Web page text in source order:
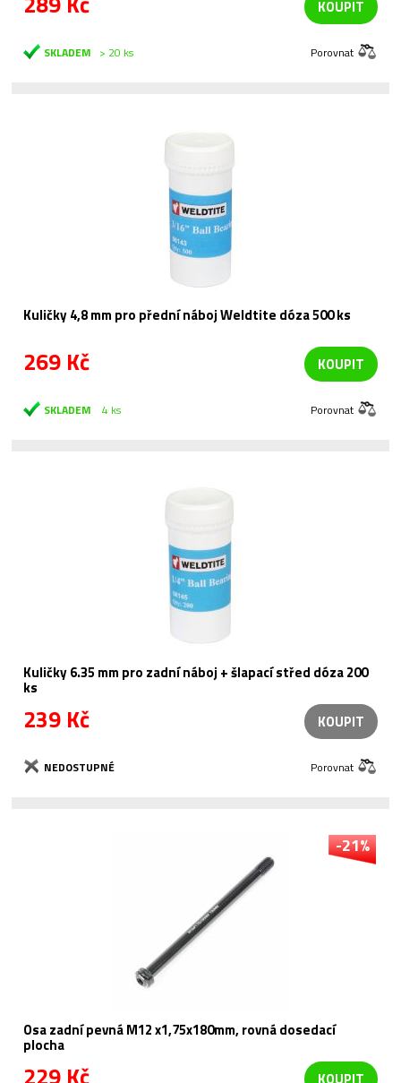
KOUPIT
SKLADEM > 20 ks Porovnat
Kuličky 4,8 mm pro přední náboj Weldtite dóza 500 ks
269 Kč KOUPIT
SKLADEM 4 ks Porovnat
Kuličky 6.35 mm pro zadní náboj + šlapací střed dóza 200
ks
239 Kč KOUPIT
NEDOSTUPNÉ Porovnat
-21%
Osa zadní pevná M12 x1,75x180mm, rovná dosedací
plocha